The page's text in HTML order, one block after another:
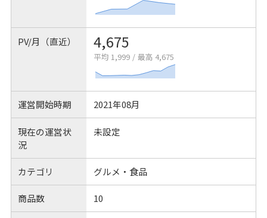
PV/月（直近） 4,675
平均 1,999 / 最高 4,675
運営開始時期 2021年08月
現在の運営状
況
未設定
カテゴリ グルメ・食品
商品数 10